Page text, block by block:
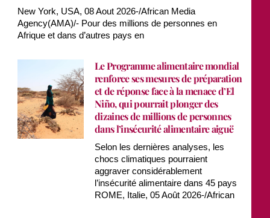
New York, USA, 08 Aout 2026-/African Media
Agency(AMA)/- Pour des millions de personnes en
Afrique et dans d’autres pays en
Le Programme alimentaire mondial
renforce ses mesures de préparation
et de réponse face à la menace d’El
Niño, qui pourrait plonger des
dizaines de millions de personnes
dans l’insécurité alimentaire aiguë
Selon les dernières analyses, les
chocs climatiques pourraient
aggraver considérablement
l’insécurité alimentaire dans 45 pays
ROME, Italie, 05 Août 2026-/African